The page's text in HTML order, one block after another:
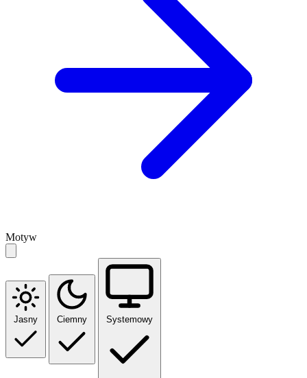
Motyw
Jasny Ciemny Systemowy